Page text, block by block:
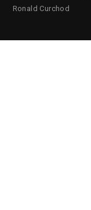
Ronald Curchod